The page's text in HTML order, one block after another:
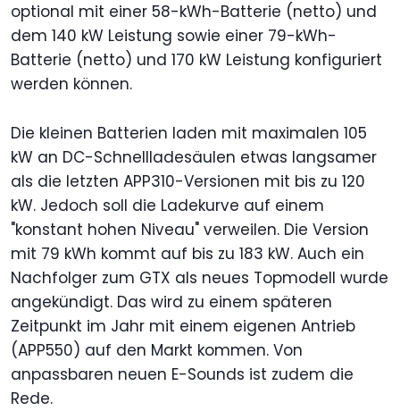
optional mit einer 58-kWh-Batterie (netto) und
dem 140 kW Leistung sowie einer 79-kWh-
Batterie (netto) und 170 kW Leistung konfiguriert
werden können.
Die kleinen Batterien laden mit maximalen 105
kW an DC-Schnellladesäulen etwas langsamer
als die letzten APP310-Versionen mit bis zu 120
kW. Jedoch soll die Ladekurve auf einem
"konstant hohen Niveau" verweilen. Die Version
mit 79 kWh kommt auf bis zu 183 kW. Auch ein
Nachfolger zum GTX als neues Topmodell wurde
angekündigt. Das wird zu einem späteren
Zeitpunkt im Jahr mit einem eigenen Antrieb
(APP550) auf den Markt kommen. Von
anpassbaren neuen E-Sounds ist zudem die
Rede.